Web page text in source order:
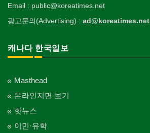
Email : public@koreatimes.net
광고문의(Advertising) : ad@koreatimes.net
캐나다 한국일보
Masthead
온라인지면 보기
핫뉴스
이민·유학